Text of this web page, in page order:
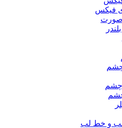
فیکس
صورت
چشم
چشم
لب و خط لب